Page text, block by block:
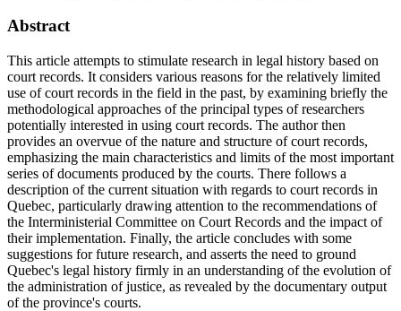
Abstract
This article attempts to stimulate research in legal history based on
court records. It considers various reasons for the relatively limited
use of court records in the field in the past, by examining briefly the
methodological approaches of the principal types of researchers
potentially interested in using court records. The author then
provides an overvue of the nature and structure of court records,
emphasizing the main characteristics and limits of the most important
series of documents produced by the courts. There follows a
description of the current situation with regards to court records in
Quebec, particularly drawing attention to the recommendations of
the Interministerial Committee on Court Records and the impact of
their implementation. Finally, the article concludes with some
suggestions for future research, and asserts the need to ground
Quebec's legal history firmly in an understanding of the evolution of
the administration of justice, as revealed by the documentary output
of the province's courts.